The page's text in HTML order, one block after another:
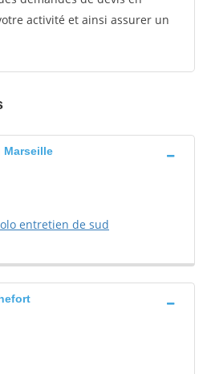
activité et ainsi assurer un
Marseille
entretien de sud